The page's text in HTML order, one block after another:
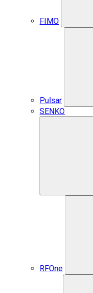
FIMO
Pulsar
SENKO
RFOne